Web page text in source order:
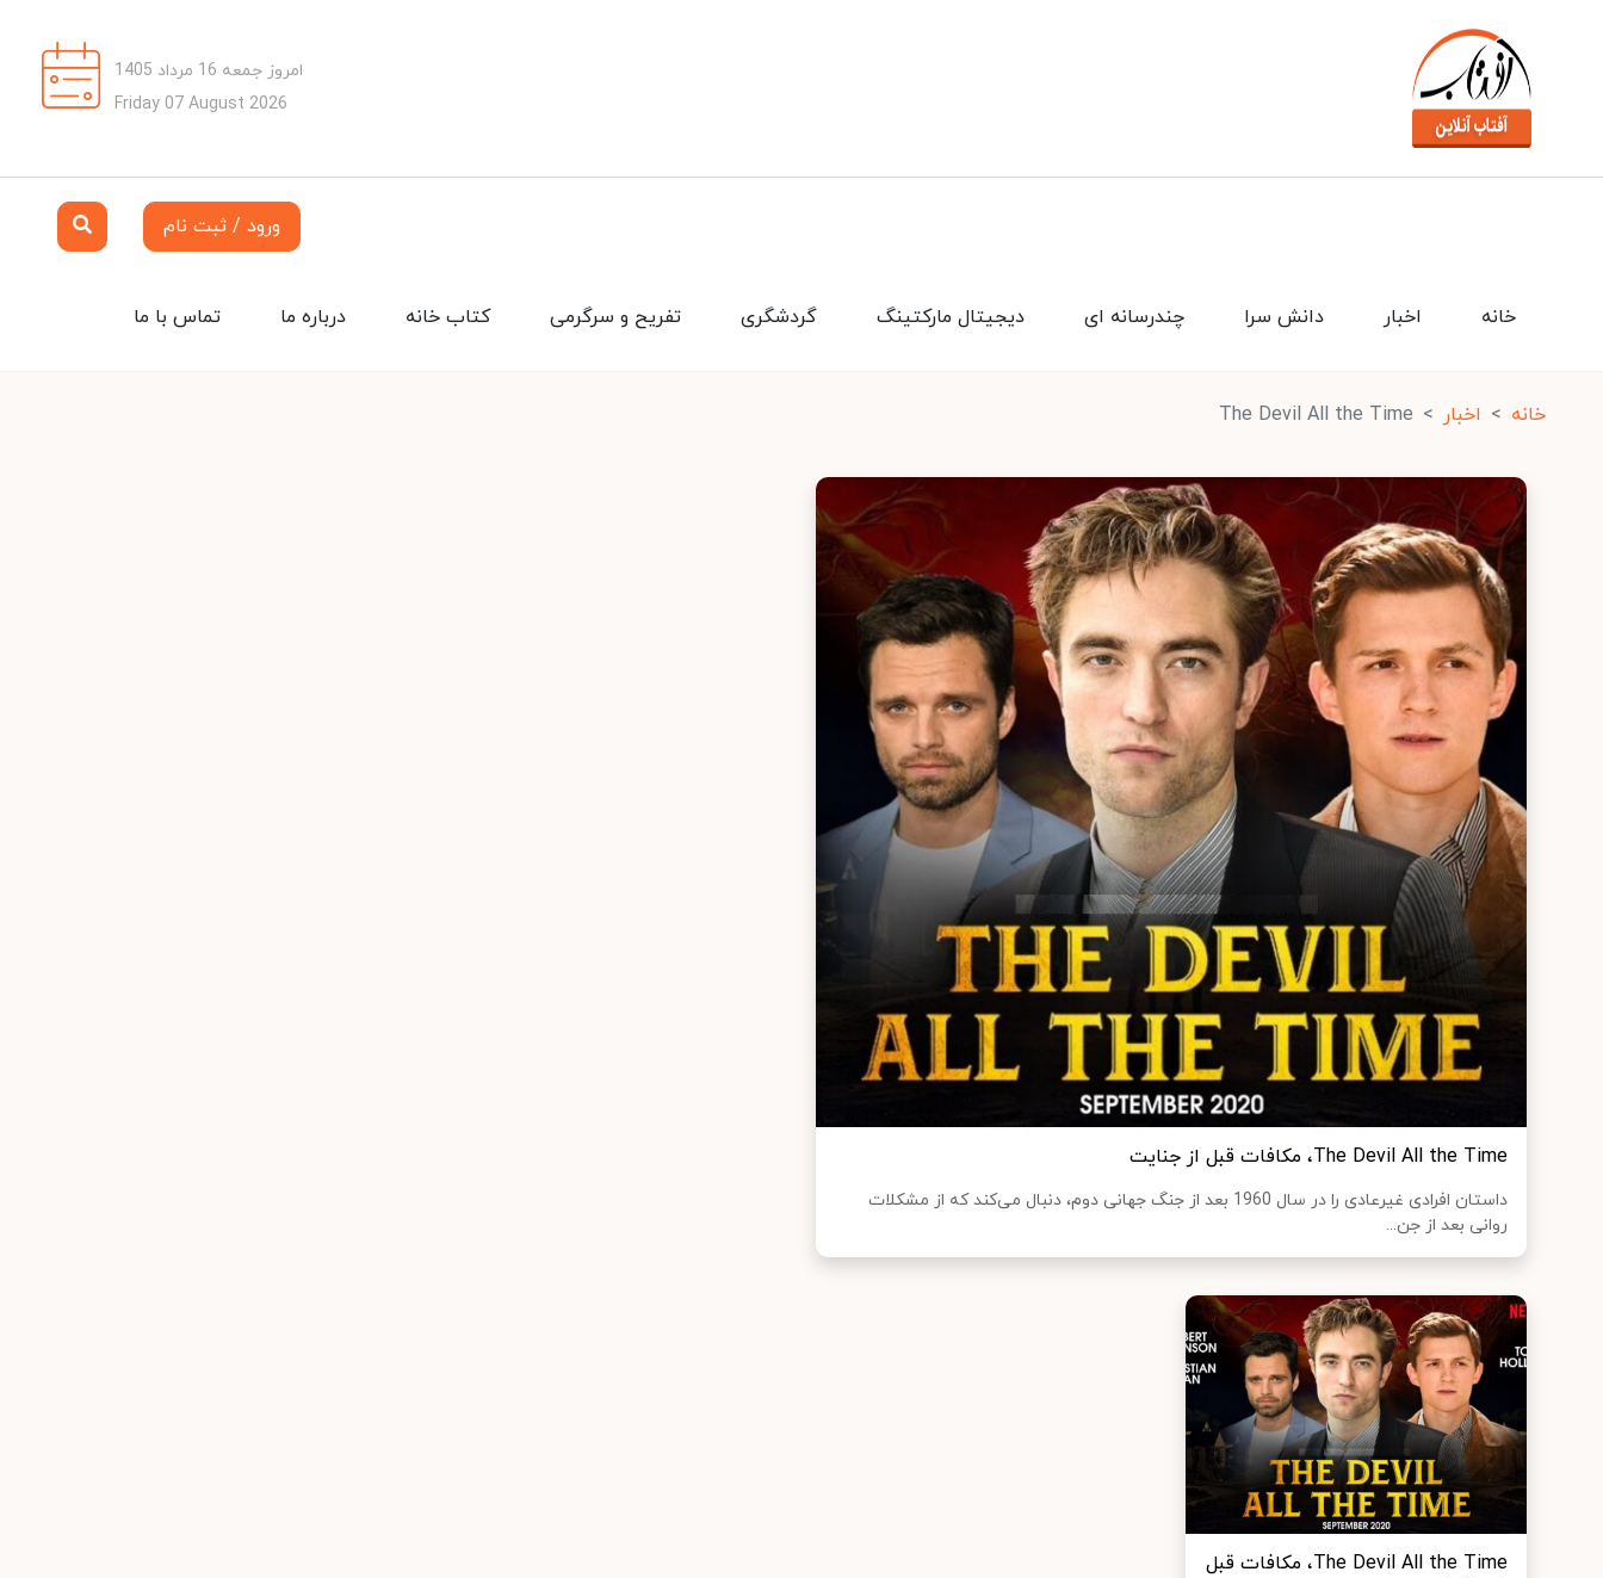
امروز جمعه 16 مرداد 1405
Friday 07 August 2026
ورود / ثبت نام
تماس با ما درباره ما کتاب خانه تفریح و سرگرمی گردشگری دیجیتال مارکتینگ چندرسانه ای دانش سرا اخبار خانه
خانه اخبار The Devil All the Time
The Devil All the Time، مکافات قبل از جنایت
داستان افرادی غیرعادی را در سال 1960 بعد از جنگ جهانی دوم، دنبال می‌کند که از مشکلات
روانی بعد از جن...
The Devil All the Time، مکافات قبل